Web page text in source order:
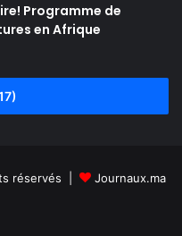
Programme de
en Afrique
réservés | Journaux.ma